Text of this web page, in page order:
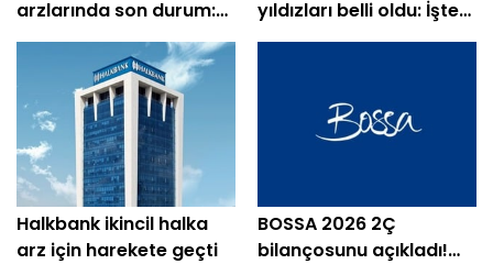
arzlarında son durum:
En çok kazandıran belli
yıldızları belli oldu: İşte
en çok kazandıran
Halkbank ikincil halka
arz için harekete geçti
BOSSA 2026 2Ç
bilançosunu açıkladı!